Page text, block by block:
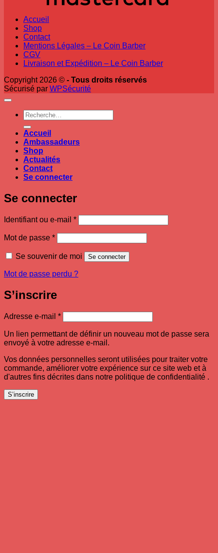
Accueil
Shop
Contact
Mentions Légales – Le Coin Barber
CGV
Livraison et Expédition – Le Coin Barber
Copyright 2026 © - Tous droits réservés
Sécurisé par WPSécurité
Recherche
pour :
Accueil
Ambassadeurs
Shop
Actualités
Contact
Se connecter
Se connecter
Identifiant ou e-mail *Obligatoire
Mot de passe *Obligatoire
Se souvenir de moi Se connecter
Mot de passe perdu ?
S’inscrire
Adresse e-mail *Obligatoire
Un lien permettant de définir un nouveau mot de passe sera
envoyé à votre adresse e-mail.
Vos données personnelles seront utilisées pour traiter votre
commande, améliorer votre expérience sur ce site web et à
d'autres fins décrites dans notre politique de confidentialité .
S’inscrire